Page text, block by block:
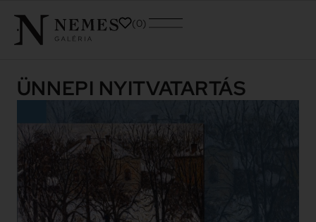
0
ÜNNEPI NYITVATARTÁS